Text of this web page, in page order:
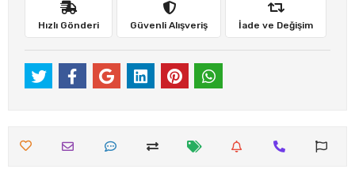
Hızlı Gönderi Güvenli Alışveriş İade ve Değişim